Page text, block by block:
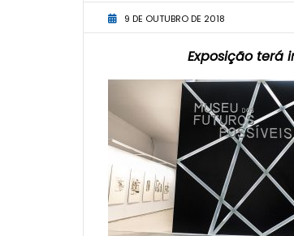
9 DE OUTUBRO DE 2018
Exposição terá